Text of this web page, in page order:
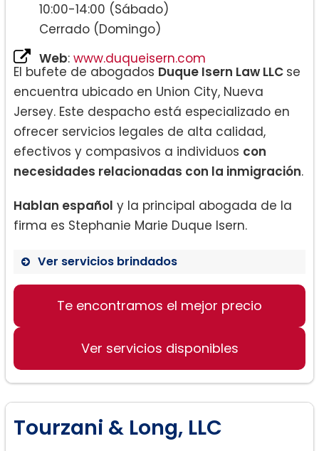
10:00-14:00 (Sábado)
Cerrado (Domingo)
Web: www.duqueisern.com
El bufete de abogados Duque Isern Law LLC se
encuentra ubicado en Union City, Nueva
Jersey. Este despacho está especializado en
ofrecer servicios legales de alta calidad,
efectivos y compasivos a individuos con
necesidades relacionadas con la inmigración.
Hablan español y la principal abogada de la
firma es Stephanie Marie Duque Isern.
Ver servicios brindados
Inmigración
Te encontramos el mejor precio
Ver servicios disponibles
Tourzani & Long, LLC